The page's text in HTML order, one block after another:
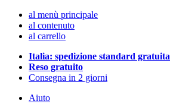
al menù principale
al contenuto
al carrello
Italia: spedizione standard gratuita
Reso gratuito
Consegna in 2 giorni
Aiuto